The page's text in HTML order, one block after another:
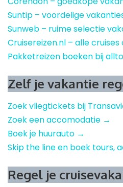
Suntip – voordelige
Sunweb – ruime selectie
Cruisereizen.nl – alle
Pakketreizen boeken bij
Zelf je vakantie
Zoek vliegtickets bij
Zoek een accomodatie →
Boek je huurauto →
Skip the line en boek tours,
Regel je